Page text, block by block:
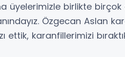
üyelerimizle birlikte birçok
Özgecan Aslan
ettik, karanfillerimizi